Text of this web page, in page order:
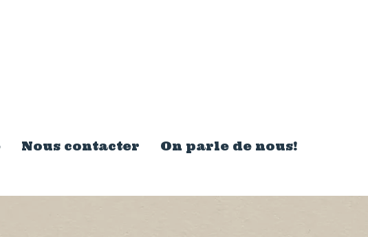
Nous contacter On parle de nous!